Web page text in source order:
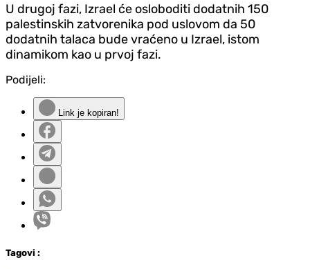
U drugoj fazi, Izrael će osloboditi dodatnih 150
palestinskih zatvorenika pod uslovom da 50
dodatnih talaca bude vraćeno u Izrael, istom
dinamikom kao u prvoj fazi.
Podijeli:
Link je kopiran!
Tagovi :